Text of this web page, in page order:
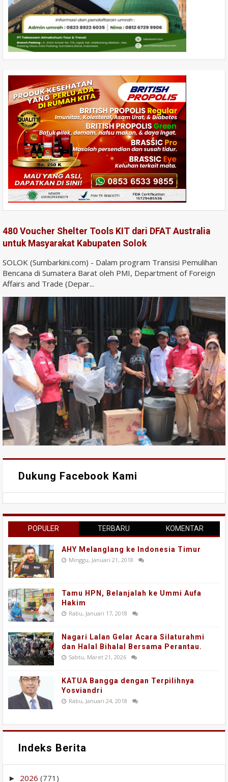
480 Voucher Shelter Tools KIT dari DFAT Australia
untuk Masyarakat Kabupaten Solok
SOLOK (Sumbarkini.com) - Dalam program Transisi Pemulihan
Bencana di Sumatera Barat oleh PMI, Department of Foreign
Affairs and Trade (Depar...
Dukung Facebook Kami
POPULER TERBARU KOMENTAR
AHY Melanglang ke Indonesia Timur
Minggu, Januari 21, 2018
Tamu HPN, Belanjalah ke Ummi Aufa
Hakim
Rabu, Januari 17, 2018
Nagari Lalan Gelar Acara Silaturahmi
dan Halal Bihalal Bersama Perantau.
Sabtu, Maret 21, 2026
KATUA Bangga dengan Terpilihnya
Yosviandri
Rabu, Januari 24, 2018
Indeks Berita
► 2026 (771)